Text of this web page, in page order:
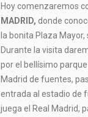
Hoy comenzaremos
MADRID, donde
la bonita Plaza
Durante la visita
por el bellísimo
Madrid de fuentes,
entrada al estadio de
juega el Real Madrid,